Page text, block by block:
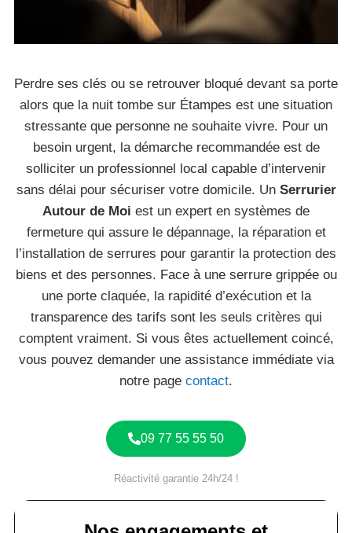
Perdre ses clés ou se retrouver bloqué devant sa porte
alors que la nuit tombe sur Étampes est une situation
stressante que personne ne souhaite vivre. Pour un
besoin urgent, la démarche recommandée est de
solliciter un professionnel local capable d’intervenir
sans délai pour sécuriser votre domicile. Un Serrurier
Autour de Moi est un expert en systèmes de
fermeture qui assure le dépannage, la réparation et
l’installation de serrures pour garantir la protection des
biens et des personnes. Face à une serrure grippée ou
une porte claquée, la rapidité d’exécution et la
transparence des tarifs sont les seuls critères qui
comptent vraiment. Si vous êtes actuellement coincé,
vous pouvez demander une assistance immédiate via
notre page contact.
09 77 55 55 50
Réactivité garantie 24h/24 !